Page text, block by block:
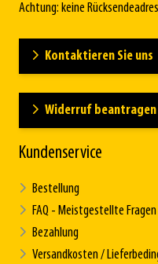
Achtung: keine
Kontaktieren Sie uns
Widerruf beantragen
Kundenservice
Bestellung
FAQ - Meistgestellte Fragen
Bezahlung
Versandkosten /